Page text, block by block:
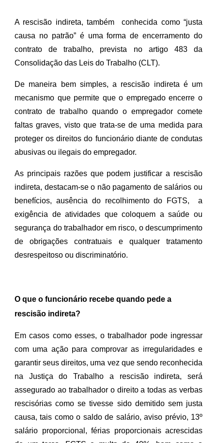
A rescisão indireta, também  conhecida como “justa
causa no patrão” é uma forma de encerramento do
contrato de trabalho, prevista no artigo 483 da
Consolidação das Leis do Trabalho (CLT).
De maneira bem simples, a rescisão indireta é um
mecanismo que permite que o empregado encerre o
contrato de trabalho quando o empregador comete
faltas graves, visto que trata-se de uma medida para
proteger os direitos do funcionário diante de condutas
abusivas ou ilegais do empregador.
As principais razões que podem justificar a rescisão
indireta, destacam-se o não pagamento de salários ou
benefícios, ausência do recolhimento do FGTS,  a
exigência de atividades que coloquem a saúde ou
segurança do trabalhador em risco, o descumprimento
de obrigações contratuais e qualquer tratamento
desrespeitoso ou discriminatório.
O que o funcionário recebe quando pede a
rescisão indireta?
Em casos como esses, o trabalhador pode ingressar
com uma ação para comprovar as irregularidades e
garantir seus direitos, uma vez que sendo reconhecida
na Justiça do Trabalho a rescisão indireta, será
assegurado ao trabalhador o direito a todas as verbas
rescisórias como se tivesse sido demitido sem justa
causa, tais como o saldo de salário, aviso prévio, 13º
salário proporcional, férias proporcionais acrescidas